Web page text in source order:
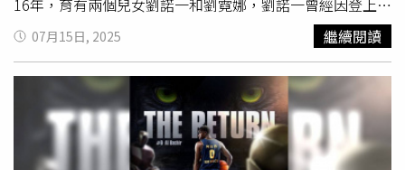
《爸爸去哪兒3》受到歡迎。有趣的是諾一比霓娜大兩歲，
不過諾一在《熊貓月寶》中卻是演出弟弟，相當有趣。在電
影中，熊貓戲份相當多，甚至最後還出現了更兇猛的雲豹，
但是導演堅決只有兩隻熊貓依大小真熊貓演出，不用視效和
CG，希望從劉諾一與熊貓自然有機的互動，讓觀眾看到最
可愛純真的畫面。知名法國導演吉勒斯德麥斯崔，向來擅長
拍攝野生動物與年輕演員相互扶持，從2018年之後連續拍
07月15日, 2025 繼續閱讀